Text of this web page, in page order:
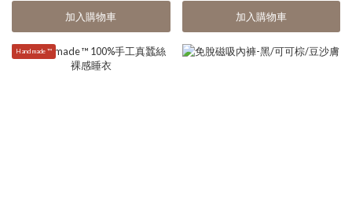
加入購物車 加入購物車
Hand made ™